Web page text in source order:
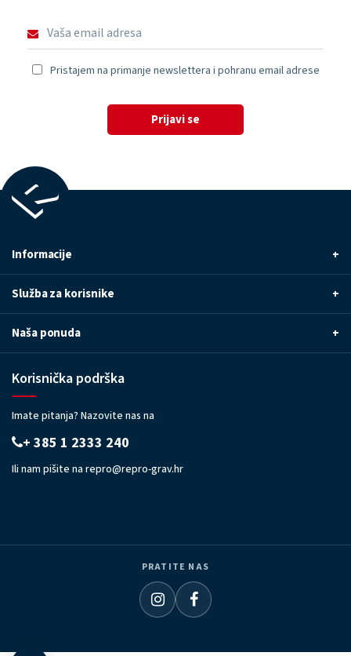
Pristajem na primanje newslettera i pohranu email adrese
Prijavi se
Informacije +
Služba za korisnike +
Naša ponuda +
Korisnička podrška
Imate pitanja? Nazovite nas na
+ 385 1 2333 240
Ili nam pišite na repro@repro-grav.hr
PRATITE NAS